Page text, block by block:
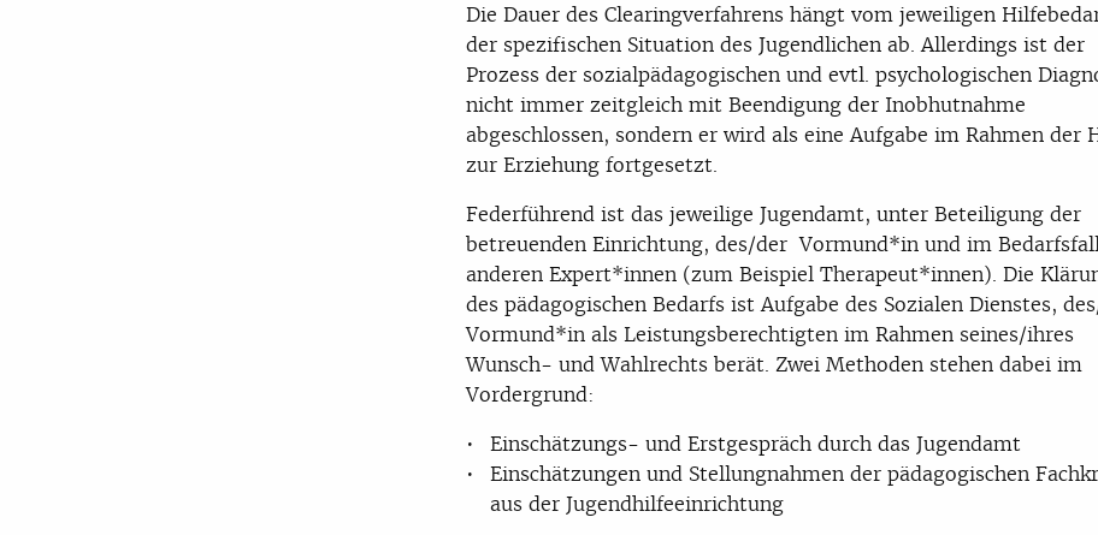
Die Dauer des Clearingverfahrens hängt vom jeweiligen
der spezifischen Situation des Jugendlichen ab. Allerdings ist der
Prozess der sozialpädagogischen und evtl. psychologischen
nicht immer zeitgleich mit Beendigung der Inobhutnahme
abgeschlossen, sondern er wird als eine Aufgabe im Rahmen der
zur Erziehung fortgesetzt.
Federführend ist das jeweilige Jugendamt, unter Beteiligung der
betreuenden Einrichtung, des/der Vormund*in und im
anderen Expert*innen (zum Beispiel Therapeut*innen). Die
des pädagogischen Bedarfs ist Aufgabe des Sozialen Dienstes,
Vormund*in als Leistungsberechtigten im Rahmen seines/ihres
Wunsch- und Wahlrechts berät. Zwei Methoden stehen dabei im
Vordergrund:
Einschätzungs- und Erstgespräch durch das Jugendamt
Einschätzungen und Stellungnahmen der pädagogischen
aus der Jugendhilfeeinrichtung